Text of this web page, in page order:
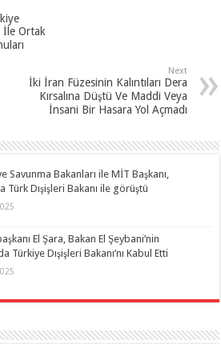
İle Ortak
Next
İki İran Füzesinin Kalıntıları Dera
Kırsalına Düştü Ve Maddi Veya
İnsani Bir Hasara Yol Açmadı
Savunma Bakanları ile MİT Başkanı,
Türk Dışişleri Bakanı ile görüştü
El Şara, Bakan El Şeybani’nin
Türkiye Dışişleri Bakanı’nı Kabul Etti